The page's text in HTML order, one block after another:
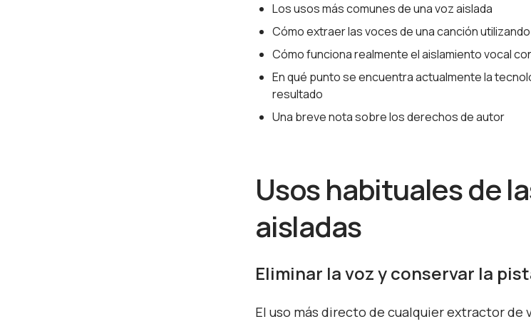
Los usos más comunes de una voz aislada
Cómo extraer las voces de una canción
Cómo funciona realmente el aislamiento vocal
En qué punto se encuentra actualmente la
resultado
Una breve nota sobre los derechos de autor
Usos habituales de
aisladas
Eliminar la voz y conservar la
El uso más directo de cualquier extractor de